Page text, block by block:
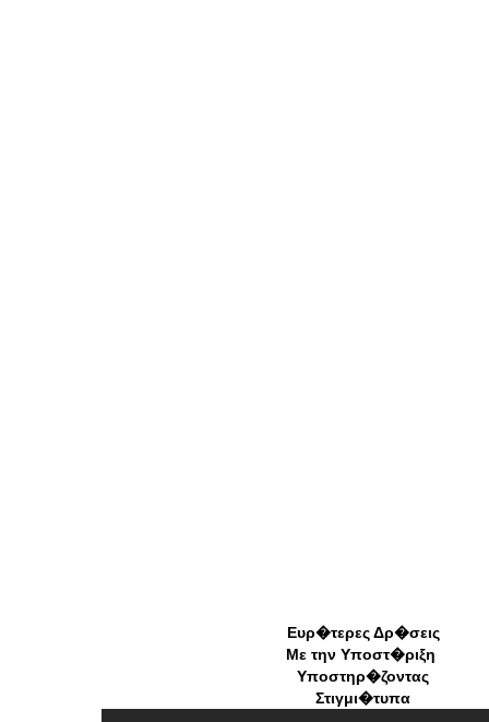
Ευρ�τερες Δρ�σεις
Με την Υποστ�ριξη
Υποστηρ�ζοντας
Στιγμι�τυπα